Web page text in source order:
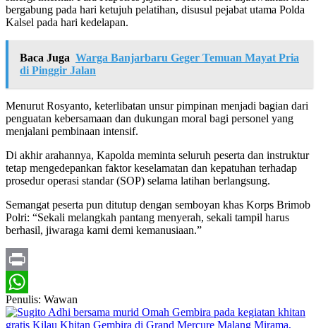
bergabung pada hari ketujuh pelatihan, disusul pejabat utama Polda
Kalsel pada hari kedelapan.
Baca Juga Warga Banjarbaru Geger Temuan Mayat Pria
di Pinggir Jalan
Menurut Rosyanto, keterlibatan unsur pimpinan menjadi bagian dari
penguatan kebersamaan dan dukungan moral bagi personel yang
menjalani pembinaan intensif.
Di akhir arahannya, Kapolda meminta seluruh peserta dan instruktur
tetap mengedepankan faktor keselamatan dan kepatuhan terhadap
prosedur operasi standar (SOP) selama latihan berlangsung.
Semangat peserta pun ditutup dengan semboyan khas Korps Brimob
Polri: “Sekali melangkah pantang menyerah, sekali tampil harus
berhasil, jiwaraga kami demi kemanusiaan.”
Print
WhatsApp
Penulis: Wawan